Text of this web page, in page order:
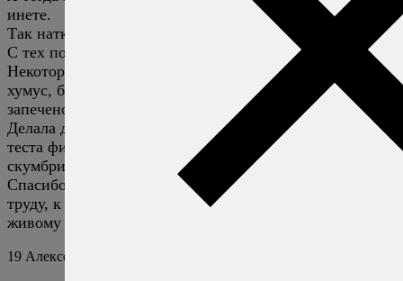
инете.
Так наткнулась на ваш сайт.
С тех пор я с вами!
Некоторые рецепты стали постоянными. Например
хумус, баклажаны, отварная курица по кантонски,
запеченое мясо и т.д.
Делала даже сыровяленую колбасу. Вчера вот самсу из
теста фило. Сегодня планирую найти что нибудь из
скумбрии. Да много чего!
Спасибо большое за вашу любовь к кухне, к вашему
труду, к качественным фотографиям, к интересному
живому описанию процесса приготовления!
19 Алексей Онегин